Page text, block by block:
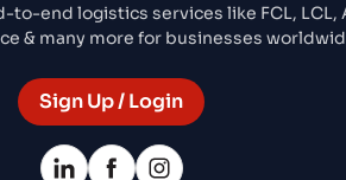
to-end logistics services like FCL, LCL,
& many more for businesses
Sign Up / Login